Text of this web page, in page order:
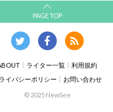
PAGE TOP
ライター一覧
利用規約
イバシーポリシー
お問い合わせ
© 2025 NewSee